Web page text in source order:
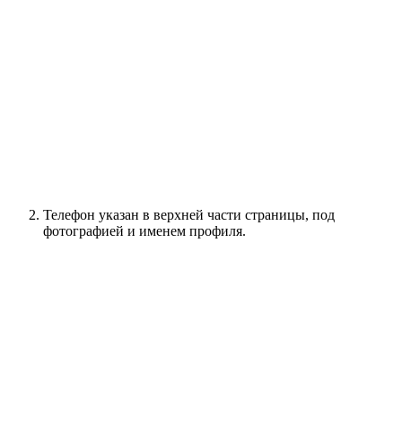
Телефон указан в верхней части страницы, под
фотографией и именем профиля.